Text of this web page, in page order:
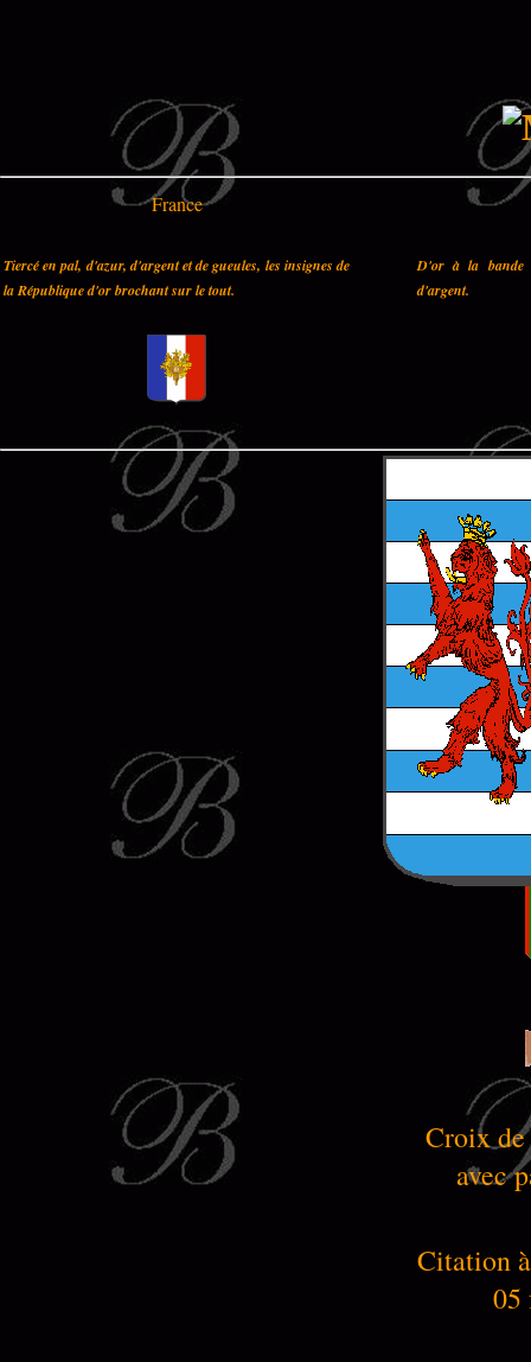
France
Tiercé en pal, d'azur, d'argent et de gueules, les insignes de
la République d'or brochant sur le tout.
D'or à la bande
d'argent.
Croix
avec
Citation
05